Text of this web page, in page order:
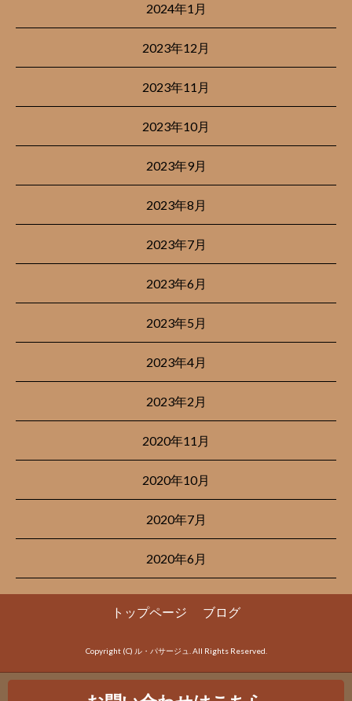
2024年1月
2023年12月
2023年11月
2023年10月
2023年9月
2023年8月
2023年7月
2023年6月
2023年5月
2023年4月
2023年2月
2020年11月
2020年10月
2020年7月
2020年6月
トップページ ブログ
Copyright (C) ル・パサージュ. All Rights Reserved.